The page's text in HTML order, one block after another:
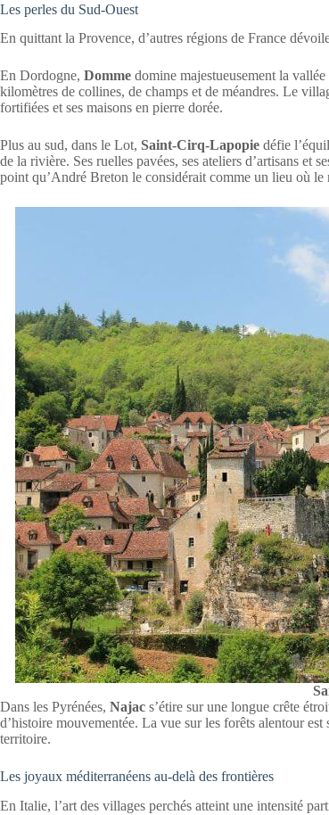
Les perles du Sud-Ouest
En quittant la Provence, d’autres régions de France
En Dordogne, Domme domine majestueusement la
kilomètres de collines, de champs et de méandres. Le
fortifiées et ses maisons en pierre dorée.
Plus au sud, dans le Lot, Saint-Cirq-Lapopie défie
de la rivière. Ses ruelles pavées, ses ateliers d’artisans et
point qu’André Breton le considérait comme un lieu où le
Dans les Pyrénées, Najac s’étire sur une longue crête
d’histoire mouvementée. La vue sur les forêts alentour
territoire.
Les joyaux méditerranéens au-delà des frontières
En Italie, l’art des villages perchés atteint une intensité